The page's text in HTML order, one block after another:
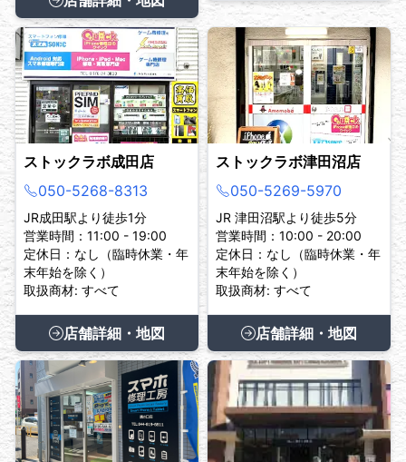
ストックラボ成田店
050-5268-8313
JR成田駅より徒歩1分
営業時間：11:00 - 19:00
定休日：なし（臨時休業・年
末年始を除く）
取扱商材: すべて
店舗詳細・地図
ストックラボ津田沼店
050-5269-5970
JR 津田沼駅より徒歩5分
営業時間：10:00 - 20:00
定休日：なし（臨時休業・年
末年始を除く）
取扱商材: すべて
店舗詳細・地図